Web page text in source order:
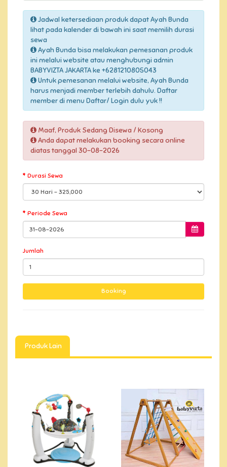
Jadwal ketersediaan produk dapat Ayah Bunda
lihat pada kalender di bawah ini saat memilih durasi
sewa
Ayah Bunda bisa melakukan pemesanan produk
ini melalui website atau menghubungi admin
BABYVIZTA JAKARTA ke +6281210805043
Untuk pemesanan melalui website, Ayah Bunda
harus menjadi member terlebih dahulu. Daftar
member di menu Daftar/ Login dulu yuk !!
Maaf, Produk Sedang Disewa / Kosong
Anda dapat melakukan booking secara online
diatas tanggal 30-08-2026
Durasi Sewa
Periode Sewa
Jumlah
Produk Lain